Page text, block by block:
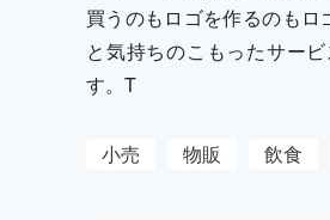
買うのもロゴを作るのも
と気持ちのこもったサー
す。T
小売 物販 飲食